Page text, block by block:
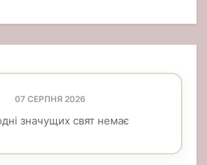
07 СЕРПНЯ 2026
значущих свят немає